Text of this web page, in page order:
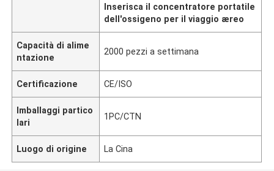
Inserisca il concentratore portatile
dell'ossigeno per il viaggio æreo
Capacità di alime
ntazione
2000 pezzi a settimana
Certificazione CE/ISO
Imballaggi partico
lari
1PC/CTN
Luogo di origine La Cina